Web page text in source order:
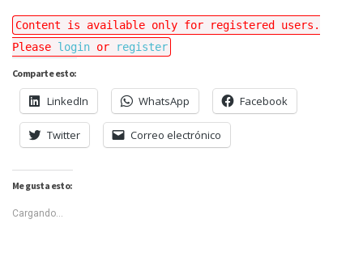
Content is available only for registered users.
Please login or register
Comparte esto:
LinkedIn WhatsApp Facebook
Twitter Correo electrónico
Me gusta esto:
Cargando...